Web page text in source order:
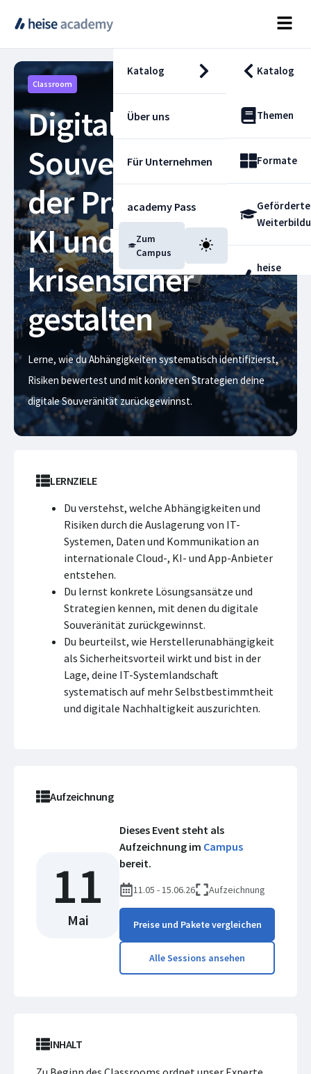
Katalog Katalog
Themen
Formate
Geförderte
heise
Über uns
Für Unternehmen
academy Pass
Blog
Zum
Campus
Classroom
Digitale
Souveränität in
der Praxis – Cloud,
KI und Security
krisensicher
gestalten
Lerne, wie du Abhängigkeiten systematisch identifizierst,
Risiken bewertest und mit konkreten Strategien deine
digitale Souveränität zurückgewinnst.
LERNZIELE
Du verstehst, welche Abhängigkeiten und
Risiken durch die Auslagerung von IT-
Systemen, Daten und Kommunikation an
internationale Cloud-, KI- und App-Anbieter
entstehen.
Du lernst konkrete Lösungsansätze und
Strategien kennen, mit denen du digitale
Souveränität zurückgewinnst.
Du beurteilst, wie Herstellerunabhängigkeit
als Sicherheitsvorteil wirkt und bist in der
Lage, deine IT-Systemlandschaft
systematisch auf mehr Selbstbestimmtheit
und digitale Nachhaltigkeit auszurichten.
Aufzeichnung
11
Mai
Dieses Event steht als
Aufzeichnung im Campus
bereit.
11.05 - 15.06.26 Aufzeichnung
Preise und Pakete vergleichen
Alle Sessions ansehen
INHALT